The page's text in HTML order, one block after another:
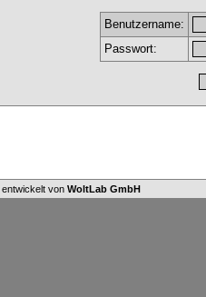
Benutzername:
Passwort:
, entwickelt von WoltLab GmbH